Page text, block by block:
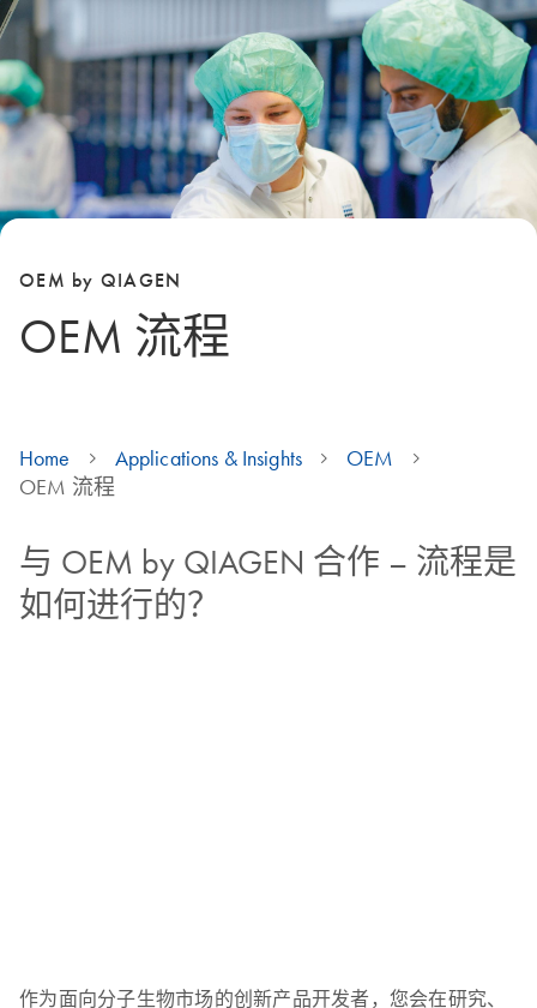
OEM by QIAGEN
OEM 流程
Home Applications & Insights
OEM
OEM 流程
与 OEM by QIAGEN 合作 – 流程是
如何进行的？
作为面向分子生物市场的创新产品开发者，您会在研究、